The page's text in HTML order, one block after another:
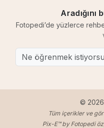
Aradığını
Fotopedi’de yüzlerce
© 2026
Tüm içerikler ve
Pix-E™ by Fotopedi